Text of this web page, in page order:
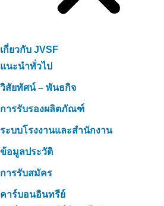
เกี่ยวกับ JVSF
แนะนำทั่วไป
วิสัยทัศน์ – พันธกิจ
การรับรองผลิตภัณฑ์
ระบบโรงงานและสำนักงาน
ข้อมูลประวัติ
การรับสมัคร
คาร์บอนอินทรีย์